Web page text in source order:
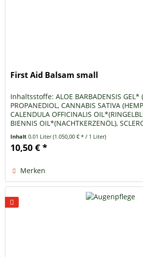
First Aid Balsam small
Inhaltsstoffe: ALOE BARBADENSIS GEL*
PROPANEDIOL, CANNABIS SATIVA
CALENDULA OFFICINALIS
BIENNIS OIL*(NACHTKERZENÖL),
Inhalt0.01 Liter(1.050,00 € * / 1 Liter)
10,50 € *
Merken